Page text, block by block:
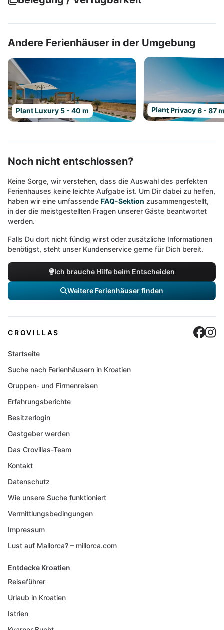
Andere Ferienhäuser in der Umgebung
Plant Luxury 5 - 40 m Plant Privacy 6 - 87
Noch nicht entschlossen?
Keine Sorge, wir verstehen, dass die Auswahl des perfekten
Ferienhauses keine leichte Aufgabe ist. Um Dir dabei zu helfen,
haben wir eine umfassende FAQ-Sektion zusammengestellt,
in der die meistgestellten Fragen unserer Gäste beantwortet
werden.
Falls Du dort nicht fündig wirst oder zusätzliche Informationen
benötigst, steht unser Kundenservice gerne für Dich bereit.
Ich brauche Hilfe beim Entscheiden
Weitere Ferienhäuser finden
CROVILLAS
Startseite
Suche nach Ferienhäusern in Kroatien
Gruppen- und Firmenreisen
Erfahrungsberichte
Besitzerlogin
Gastgeber werden
Das Crovillas-Team
Kontakt
Datenschutz
Wie unsere Suche funktioniert
Vermittlungsbedingungen
Impressum
Lust auf Mallorca? – millorca.com
Entdecke Kroatien
Reiseführer
Urlaub in Kroatien
Istrien